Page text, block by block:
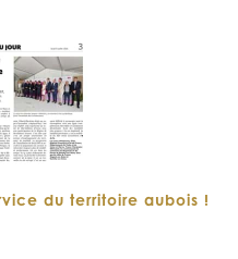
du territoire aubois !